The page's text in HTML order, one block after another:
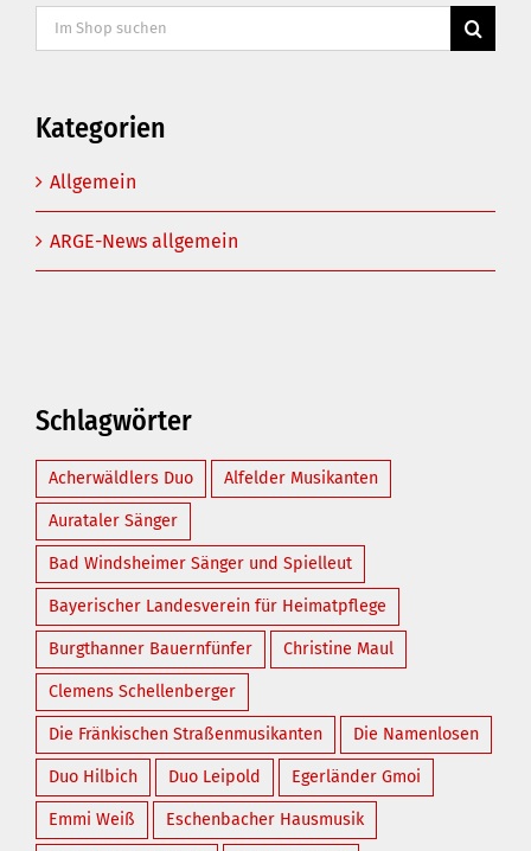
Suche
nach:
Kategorien
Allgemein
ARGE-News allgemein
Schlagwörter
Acherwäldlers Duo Alfelder Musikanten
Aurataler Sänger
Bad Windsheimer Sänger und Spielleut
Bayerischer Landesverein für Heimatpflege
Burgthanner Bauernfünfer Christine Maul
Clemens Schellenberger
Die Fränkischen Straßenmusikanten Die Namenlosen
Duo Hilbich Duo Leipold Egerländer Gmoi
Emmi Weiß Eschenbacher Hausmusik